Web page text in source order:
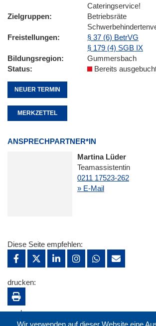
Cateringservice!
Zielgruppen
Betriebsräte
Freistellungen
§ 37 (6) BetrVG
§ 179 (4) SGB IX
Bildungsregion
Gummersbach
Status
Bereits
NEUER TERMIN
MERKZETTEL
ANSPRECHPARTNER*IN
Martina Lüder
Teamassistentin
0211 17523-262
» E-Mail
Wir verwenden auf dieser Website eine
Diese Seite empfehlen:
drucken:
merken: